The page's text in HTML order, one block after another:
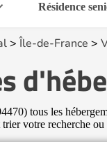
Résidence
> Île-de-France >
tous les
votre recherche